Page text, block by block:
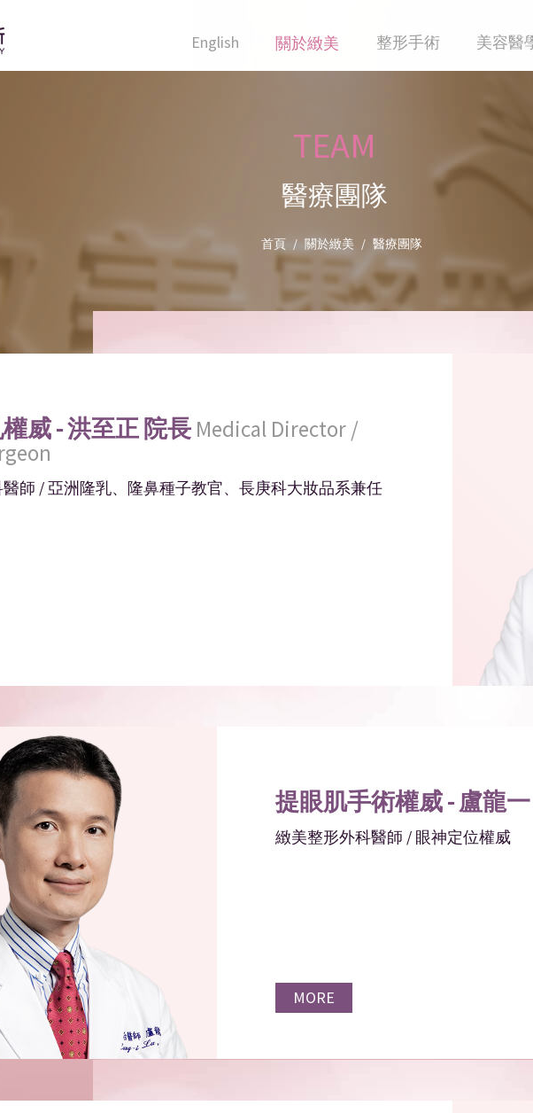
English 關於緻美 整形手術 美容醫
TEAM
醫療團隊
首頁 關於緻美 醫療團隊
威 - 洪至正院長 Medical Director /
師 / 亞洲隆乳、隆鼻種子教官、長庚科大妝品系兼任
提眼肌手術權威 - 盧龍一
緻美整形外科醫師 / 眼神定位權威
MORE